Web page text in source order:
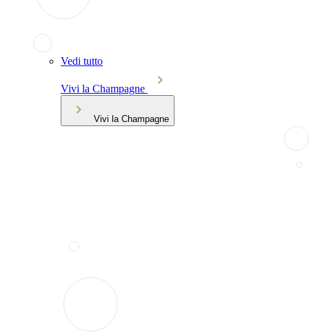
Vedi tutto
Vivi la Champagne
Vivi la Champagne